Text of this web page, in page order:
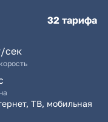
32 тарифа
сек
ТВ, мобильная